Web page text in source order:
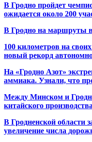
В Гродно пройдет
ожидается около 200
В Гродно на маршруты
100 километров на
новый рекорд
На «Гродно Азот»
аммиака. Узнали, что
Между Минском и
китайского производства
В Гродненской области
увеличение числа